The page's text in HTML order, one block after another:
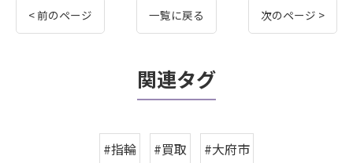
< 前のページ 一覧に戻る 次のページ >
関連タグ
#指輪 #買取 #大府市